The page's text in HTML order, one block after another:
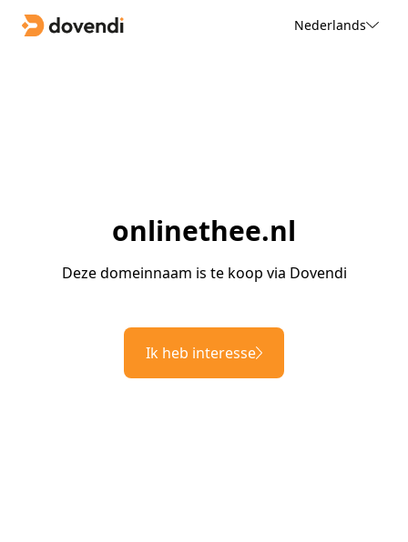
Nederlands
onlinethee.nl
Deze domeinnaam is te koop via Dovendi
Ik heb interesse